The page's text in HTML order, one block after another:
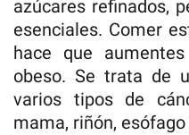
azúcares refinados,
esenciales. Comer
hace que
obeso. Se trata de
varios tipos de
mama, riñón,